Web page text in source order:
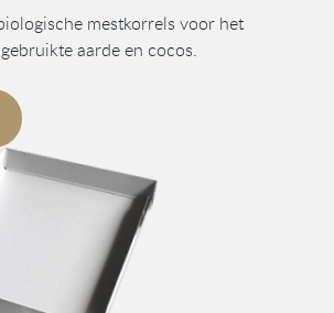
mestkorrels voor het
aarde en cocos.